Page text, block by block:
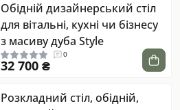
Обідній дизайнерський стіл
для вітальні, кухні чи бізнесу
з масиву дуба Style
0
32 700 ₴
Розкладний стіл, обідній,